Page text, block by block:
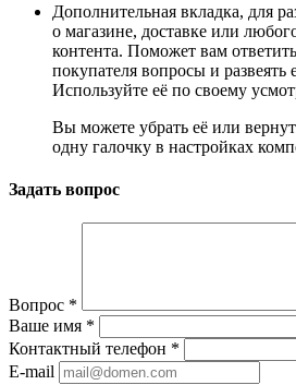
Дополнительная вкладка, для
о магазине, доставке или
контента. Поможет вам
покупателя вопросы и развеять
Используйте её по своему
Вы можете убрать её или
одну галочку в настройках
Задать вопрос
Вопрос *
Ваше имя *
Контактный телефон *
E-mail